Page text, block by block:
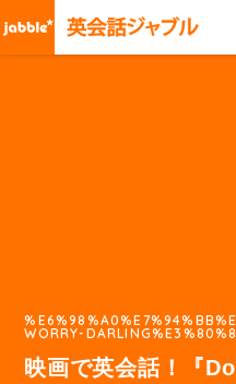
WORRY-
映画で英会話！『